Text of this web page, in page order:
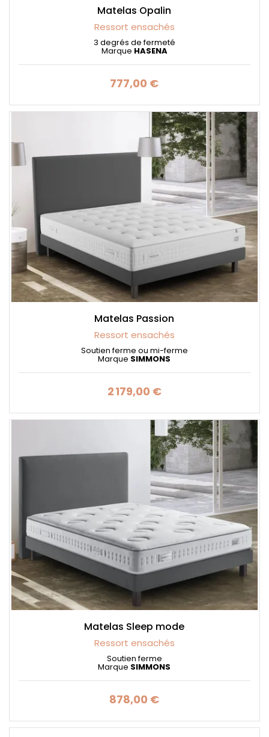
Matelas Opalin
Ressort ensachés
3 degrés de fermeté
Marque HASENA
Prix
777,00 €
Matelas Passion
Ressort ensachés
Soutien ferme ou mi-ferme
Marque SIMMONS
Prix
2 179,00 €
Matelas Sleep mode
Ressort ensachés
Soutien ferme
Marque SIMMONS
Prix
878,00 €